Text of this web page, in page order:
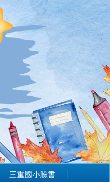
三重國小臉書